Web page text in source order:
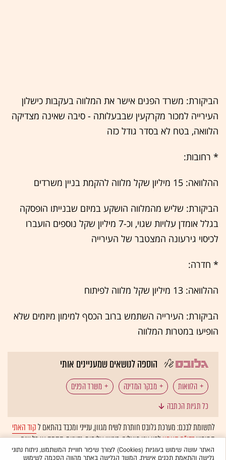
‏הביקורת: משרד הפנים אישר את המלווה בעקבות כישלון
העירייה למכור מקרקעין שבבעלותה - סיבה שאינה מצדיקה
הלוואה, בטח לא בסדר גודל כזה
* ‎‎רחובות: ‏
ההלוואה: ‎‎‏15 מיליון שקל מלווה להקמת בניין משרדים
‏הביקורת: שליש מהמלווה הושקע במיזם שבנייתו הופסקה
בגלל אומדן עלויות שגוי, וכ-7 מיליון שקל נוספים הועברו
לכיסוי גירעונה המצטבר של העירייה
‏‏* חדרה:
ההלוואה: ‏‎‎‏13 מיליון שקל מלווה לפיתוח
הביקורת: העירייה השתמש ברוב הכסף למימון מיזמים שלא
הופיעו במטרות המלווה
הוספה לנושאים שמעניינים אותי
הלוואות מבקר המדינה משרד הפנים
רשויות מקומיות
כל תגיות הכתבה
לתשומת לבכם: מערכת גלובס חותרת לשיח מגוון, ענייני ומכבד בהתאם לקוד האתי
המופיעבדו"ח האמוןלפיו אנו פועלים. ביטויי אלימות, גזענות, הסתה או כל שיח
בלתי הולם אחר מסוננים בצורהאוטומטיתולא יפורסמו באתר.
האתר עושה שימוש בעוגיות (Cookies) לצורך שיפור חוויית המשתמש, ניתוח נתוני
גלישה והתאמת תכנים אישית. המשך הגלישה באתר מהווה הסכמה לשימוש